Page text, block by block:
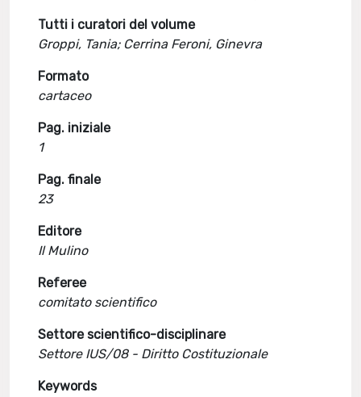
Tutti i curatori del volume
Groppi, Tania; Cerrina Feroni, Ginevra
Formato
cartaceo
Pag. iniziale
1
Pag. finale
23
Editore
Il Mulino
Referee
comitato scientifico
Settore scientifico-disciplinare
Settore IUS/08 - Diritto Costituzionale
Keywords